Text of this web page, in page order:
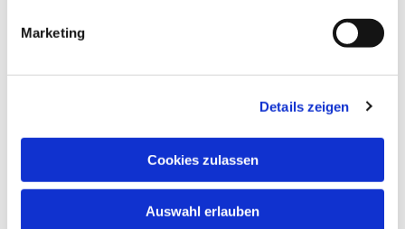
Marketing
Details zeigen
Cookies zulassen
Auswahl erlauben
Do. 16.30 - 18.30 Uhr
14165 Berlin
030 815 45 54